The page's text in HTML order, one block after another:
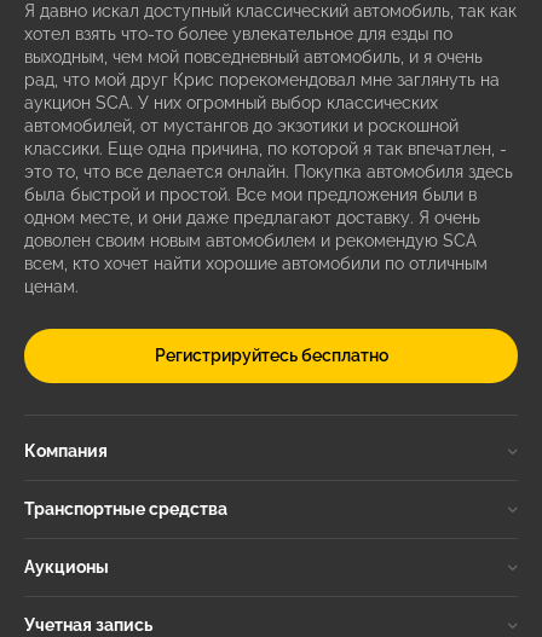
Я давно искал доступный классический автомобиль, так как
хотел взять что-то более увлекательное для езды по
выходным, чем мой повседневный автомобиль, и я очень
рад, что мой друг Крис порекомендовал мне заглянуть на
аукцион SCA. У них огромный выбор классических
автомобилей, от мустангов до экзотики и роскошной
классики. Еще одна причина, по которой я так впечатлен, -
это то, что все делается онлайн. Покупка автомобиля здесь
была быстрой и простой. Все мои предложения были в
одном месте, и они даже предлагают доставку. Я очень
доволен своим новым автомобилем и рекомендую SCA
всем, кто хочет найти хорошие автомобили по отличным
ценам.
Регистрируйтесь бесплатно
Компания
Транспортные средства
Аукционы
Учетная запись